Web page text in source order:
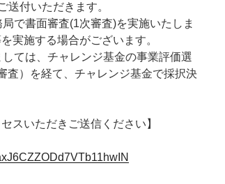
送付いただきます。
で書面審査(1次審査)を実施いたしま
実施する場合がございます。
ては、チャレンジ基金の事業評価選
査）を経て、チャレンジ基金で採択決
スいただきご送信ください】